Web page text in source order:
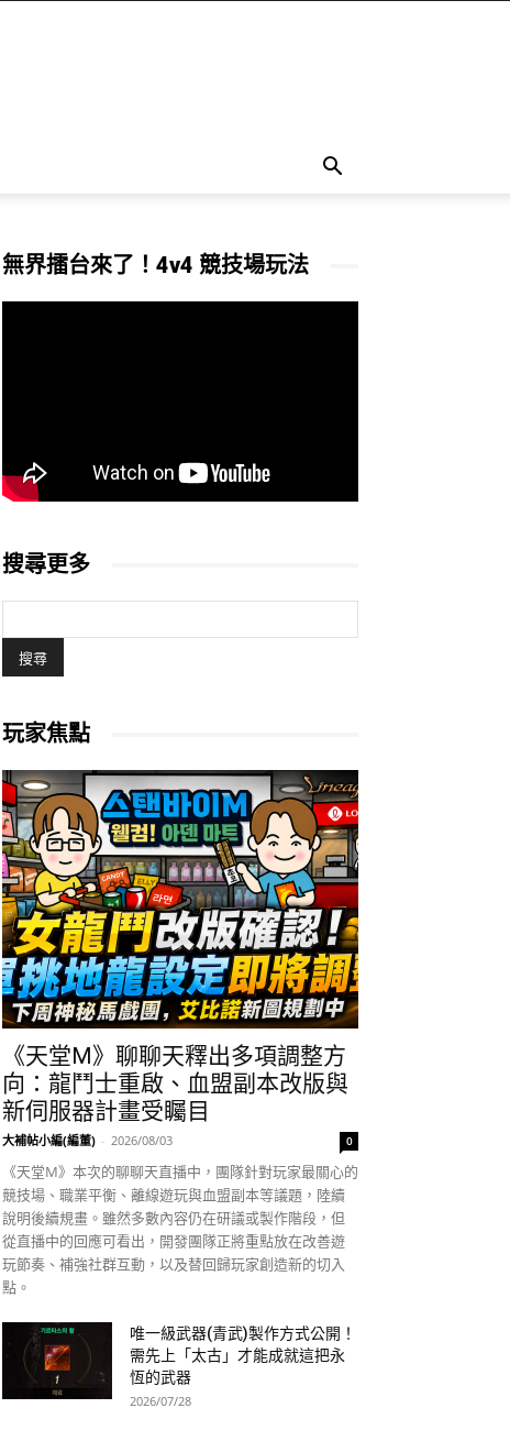
無界擂台來了！4v4 競技場玩法
搜尋更多
玩家焦點
《天堂M》聊聊天釋出多項調整方
向：龍鬥士重啟、血盟副本改版與
新伺服器計畫受矚目
大補帖小編(編董) - 2026/08/03 0
《天堂M》本次的聊聊天直播中，團隊針對玩家最關心的
競技場、職業平衡、離線遊玩與血盟副本等議題，陸續
說明後續規畫。雖然多數內容仍在研議或製作階段，但
從直播中的回應可看出，開發團隊正將重點放在改善遊
玩節奏、補強社群互動，以及替回歸玩家創造新的切入
點。
唯一級武器(青武)製作方式公開！
需先上「太古」才能成就這把永
恆的武器
2026/07/28